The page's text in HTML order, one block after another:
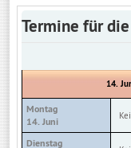
Termine für
14.
Montag
14. Juni
Dienstag